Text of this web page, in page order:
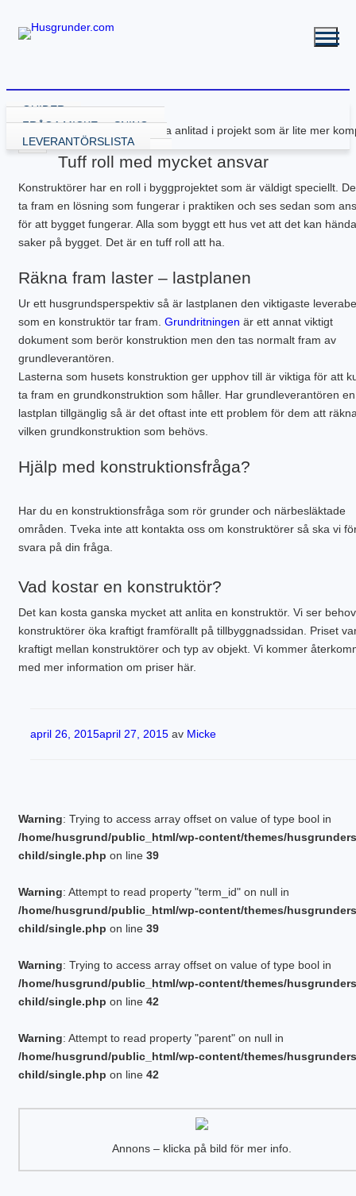
GUIDER
VÄLJA GRUNDLÖSNING
GRUND MED GJUTNING
GJUTA PLATTA
GJUTA PLATTA – STARTA HÄR
PLATTA – ATTEFALL
PLATTA – GARAGE
PLATTA – INDUSTRI
PLATTA – KÄLLARE
PLATTA – UTERUM
PLATTA – STALL
PLATTA – TILLBYGGNAD
PLATTA – VÄXTHUS
BYGGA KÄLLARE
BYGGA KÄLLARE – ATTEFALL
GRUND UTAN GJUTNING
KRYPGRUND – STARTA HÄR
KRYPGRUND – ATTEFALL
KRYPGRUND – TILLBYGGNAD
BALK – HYBRIDGRUND
BALK – VÄXTHUS
DRÄNERA HUS
KÄLLARE MED FUKT
KÄLLARRENOVERING
RADONSÄKRA DIN KÄLLARE
EW GRUNDRENOVERING
KRYPGRUND – AVFUKTARE
MEKANISKT VENTGOLV
RADONSÄKRA DIN KÄLLARE
SÄTTNINGSSKADOR
BYGGA POOL
GJUTEN ISOLERAD POOL
POOLGRUND
FLER GUIDER
BETONG
BYGGA ALTAN
DRÄNERANDE MATERIAL
GRUNDLÄGGNING PÅ BERG
MARK & TRÄDGÅRD
L-STÖD OCH STÖDMURAR
KANTELEMENT
PLINTGRUND
TJÄLDJUP
VATTENBUREN GOLVVÄRME
DOWNLOADS
FRÅGA MICKE
LEVERANTÖRSLISTA
En konstruktör blir ofta anlitad i projekt som är lite mer
Tuff roll med mycket ansvar
Konstruktörer har en roll i byggprojektet som är väldigt speciellt.
ta fram en lösning som fungerar i praktiken och ses sedan som
för att bygget fungerar. Alla som byggt ett hus vet att det kan
saker på bygget. Det är en tuff roll att ha.
Räkna fram laster – lastplanen
Ur ett husgrundsperspektiv så är lastplanen den viktigaste
som en konstruktör tar fram. Grundritningen är ett annat viktigt
dokument som berör konstruktion men den tas normalt fram av
grundleverantören.
Lasterna som husets konstruktion ger upphov till är viktiga för att
ta fram en grundkonstruktion som håller. Har grundleverantören en
lastplan tillgänglig så är det oftast inte ett problem för dem att
vilken grundkonstruktion som behövs.
Hjälp med konstruktionsfråga?
Har du en konstruktionsfråga som rör grunder och närbesläktade
områden. Tveka inte att kontakta oss om konstruktörer så ska vi
svara på din fråga.
Vad kostar en konstruktör?
Det kan kosta ganska mycket att anlita en konstruktör. Vi ser
konstruktörer öka kraftigt framförallt på tillbyggnadssidan. Priset
kraftigt mellan konstruktörer och typ av objekt. Vi kommer
med mer information om priser här.
Publicerat
april 26, 2015april 27, 2015 av Micke
Warning: Trying to access array offset on value of type bool in
/home/husgrund/public_html/wp-content/themes/
child/single.php on line 39
Warning: Attempt to read property "term_id" on null in
/home/husgrund/public_html/wp-content/themes/
child/single.php on line 39
Warning: Trying to access array offset on value of type bool in
/home/husgrund/public_html/wp-content/themes/
child/single.php on line 42
Warning: Attempt to read property "parent" on null in
/home/husgrund/public_html/wp-content/themes/
child/single.php on line 42
Annons – klicka på bild för mer info.